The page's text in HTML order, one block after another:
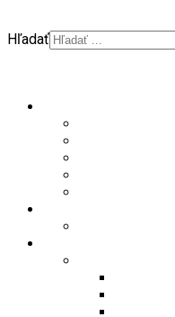
Hľadať